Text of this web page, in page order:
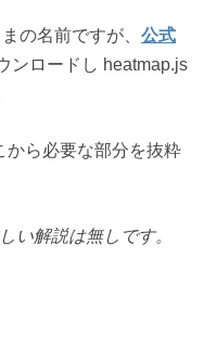
の名前ですが、 公式
ンロードし heatmap.js
から必要な部分を抜粋
い解説は無しです。